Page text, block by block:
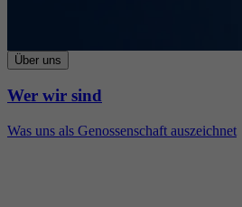
Über uns
Wer wir sind
Was uns als Genossenschaft auszeichnet